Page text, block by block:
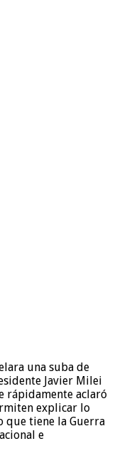
una suba de
Javier Milei
rápidamente aclaró
explicar lo
que tiene la Guerra
e